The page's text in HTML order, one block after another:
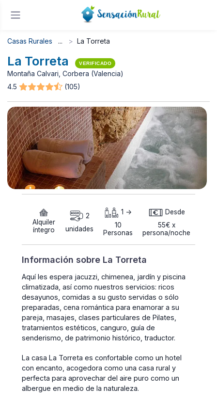
Casas Rurales La Torreta
La Torreta VERIFICADO
Montaña Calvari, Corbera (Valencia)
4.5
(105)
Alquiler
íntegro
2
unidades
1 ->
10
Personas
Desde
55€ x
persona/noche
Información sobre La Torreta
Aquí les espera jacuzzi, chimenea, jardín y piscina
climatizada, así como nuestros servicios: ricos
desayunos, comidas a su gusto servidas o sólo
preparadas, cena romántica para enamorar a su
pareja, masajes, clases particulares de Pilates,
tratamientos estéticos, canguro, guía de
senderismo, de patrimonio histórico, traductor.
La casa La Torreta es confortable como un hotel
con encanto, acogedora como una casa rural y
perfecta para aprovechar del aire puro como un
albergue en medio de la naturaleza.